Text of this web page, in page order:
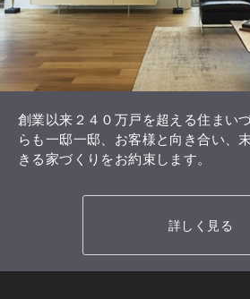
創業以来２４０万戸を超える住まい
らも一邸一邸、お客様と向き合い、
きる家づくりをお約束します。
詳しく見る